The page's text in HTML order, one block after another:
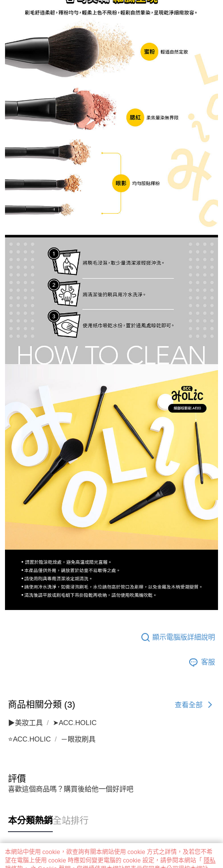
顯示電腦版詳細說明
客服
商品相關分類 (3) 查看全部
▶美妝工具 ➤ACC.HOLIC
⭐ACC.HOLIC －眼妝刷具
評價
喜歡這個商品嗎？購買後給他一個好評吧
本分類熱銷全站排行
熱門標籤
本網站中使用 cookie，欲查詢有關本網站使用 cookie 方式之詳情，及若您不希
望在電腦上使用 cookie 時應如何變更電腦的 cookie 設定，請參閱本網站「 隱私